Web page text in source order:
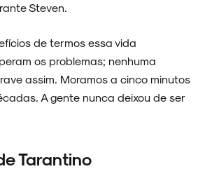
Steven.
de termos essa vida
os problemas; nenhuma
assim. Moramos a cinco minutos
A gente nunca deixou de ser
Tarantino